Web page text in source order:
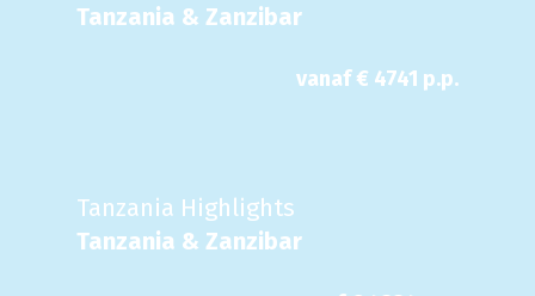
Tanzania & Zanzibar
vanaf € 4741 p.p.
Tanzania Highlights
Tanzania & Zanzibar